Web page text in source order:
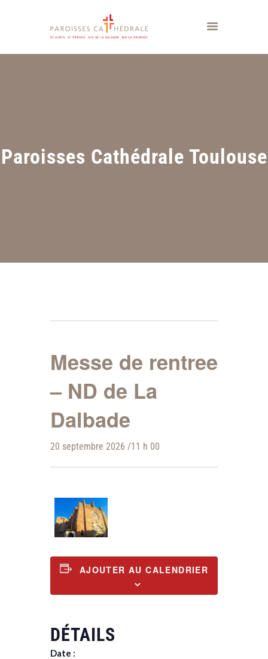
Paroisses Cathédrale Toulouse
Messe de rentree
– ND de La
Dalbade
20 septembre 2026 /11 h 00
AJOUTER AU CALENDRIER
DÉTAILS
Date :